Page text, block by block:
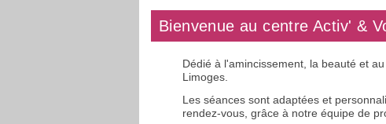
Bienvenue au centre Activ' &
Dédié à l'amincissement, la beauté et
Limoges.
Les séances sont adaptées et
rendez-vous, grâce à notre équipe de